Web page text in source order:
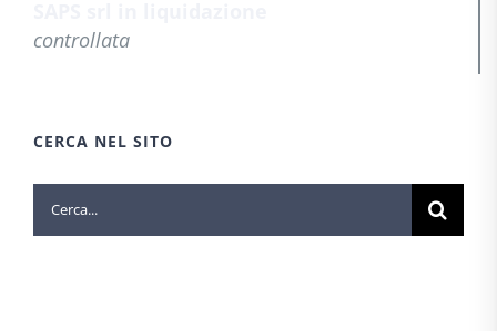
controllata
CERCA NEL SITO